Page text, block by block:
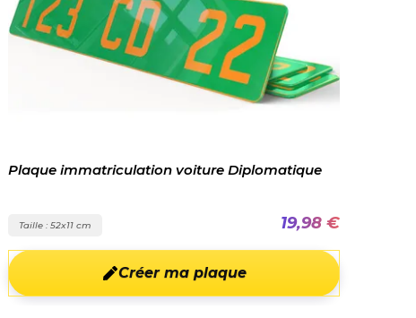
Plaque immatriculation voiture Diplomatique
Taille : 52x11 cm 19,98 €
Créer ma plaque